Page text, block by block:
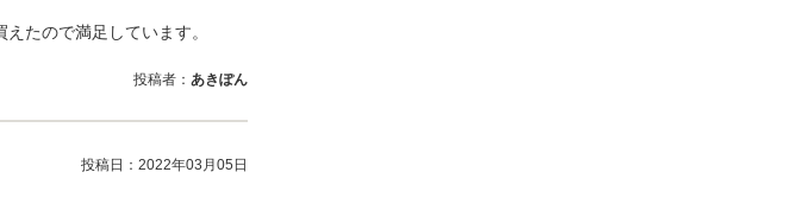
たので満足しています。
投稿者： あきぽん
投稿日： 2022年03月05日